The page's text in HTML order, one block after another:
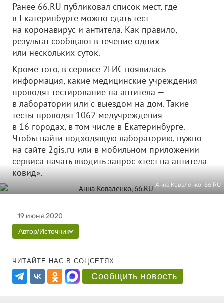
Ранее 66.RU публиковал список мест, где
в Екатеринбурге можно сдать тест
на коронавирус и антитела. Как правило,
результат сообщают в течение одних
или нескольких суток.
Кроме того, в сервисе 2ГИС появилась
информация, какие медицинские учреждения
проводят тестирование на антитела —
в лаборатории или с выездом на дом. Такие
тесты проводят 1062 медучреждения
в 16 городах, в том числе в Екатеринбурге.
Чтобы найти подходящую лабораторию, нужно
на сайте 2gis.ru или в мобильном приложении
сервиса начать вводить запрос «тест на антитела
ковид».
Анна Коваленко, 66.RU
19 июня 2020
Автор/Источник
ЧИТАЙТЕ НАС В СОЦСЕТЯХ:
Сообщить новость